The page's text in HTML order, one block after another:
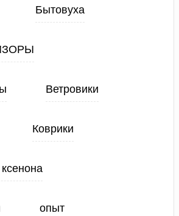
Бытовуха
Ветровики
Коврики
опыт